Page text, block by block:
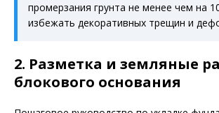
промерзания грунта не менее чем на
избежать декоративных трещин и
2. Разметка и земляные
блокового основания